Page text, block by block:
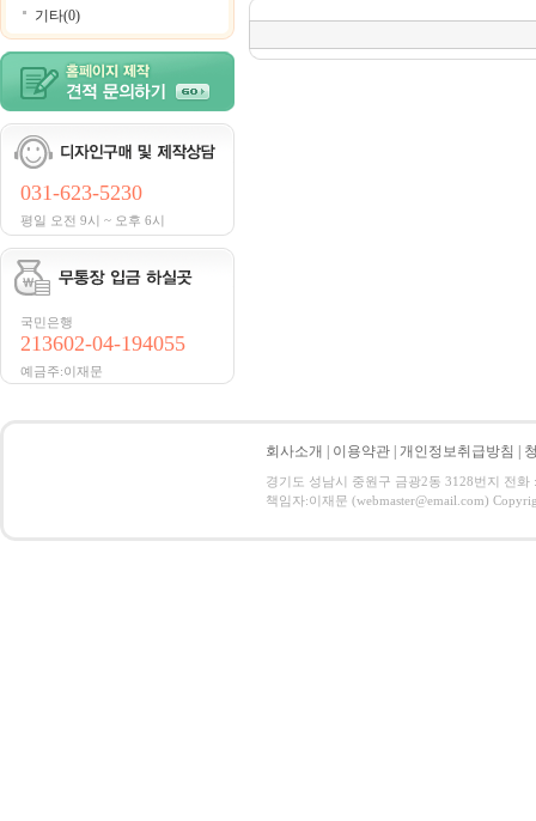
기타(0)
031-623-5230
평일 오전 9시 ~ 오후 6시
국민은행
213602-04-194055
예금주:이재문
회사소개 이용약관 개인정보취급방침
경기도 성남시 중원구 금광2동 3128번지 전
책임자:이재문 (webmaster@email.com)